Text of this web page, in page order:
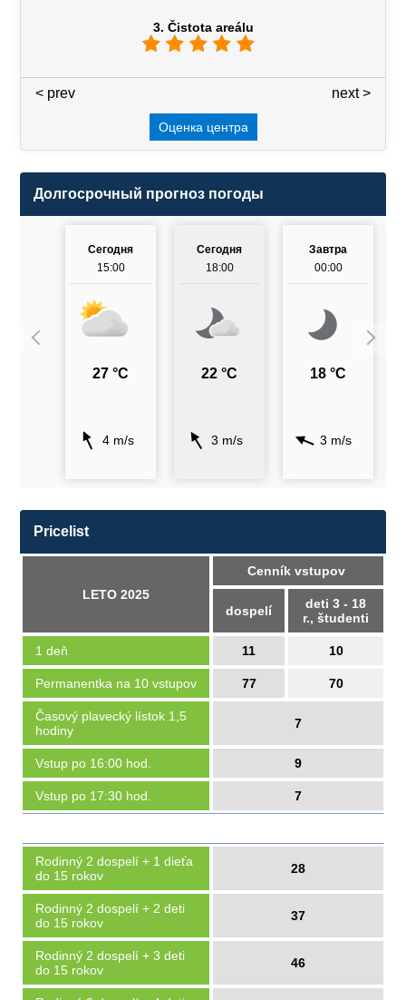
3. Čistota areálu
next >
< prev
Оценка центра
Долгосрочный прогноз погоды
Сегодня
15:00
27 °C
4 m/s
Сегодня
18:00
22 °C
3 m/s
Завтра
00:00
18 °C
3 m/s
Pricelist
LETO 2025
Cenník vstupov
dospelí
deti 3 - 18
r., študenti
1 deň 11 10
Permanentka na 10 vstupov 77 70
Časový plavecký lístok 1,5
hodiny
7
Vstup po 16:00 hod. 9
Vstup po 17:30 hod. 7
Rodinný 2 dospelí + 1 dieťa
do 15 rokov
28
Rodinný 2 dospelí + 2 deti
do 15 rokov
37
Rodinný 2 dospelí + 3 deti
do 15 rokov
46